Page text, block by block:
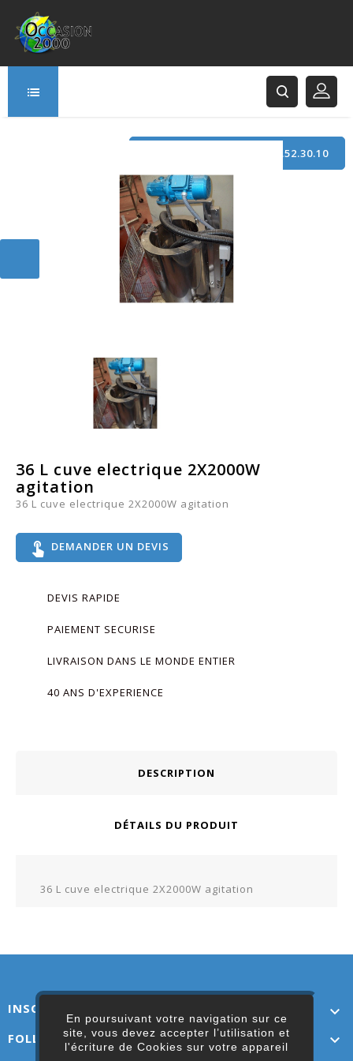
En poursuivant votre navigation sur ce
site, vous devez accepter l’utilisation et
l'écriture de Cookies sur votre appareil
TÉLÉPHONE : +33 (0)3.21.52.30.10
62120 Saint-Hilaire-Cottes
36 L cuve electrique 2X2000W
agitation
36 L cuve electrique 2X2000W agitation
touch_app DEMANDER UN DEVIS
DEVIS RAPIDE
PAIEMENT SECURISE
LIVRAISON DANS LE MONDE ENTIER
40 ANS D'EXPERIENCE
DESCRIPTION
DÉTAILS DU PRODUIT
36 L cuve electrique 2X2000W agitation
INSCRIVEZ-VOUS ICI 
FOLLOW US 